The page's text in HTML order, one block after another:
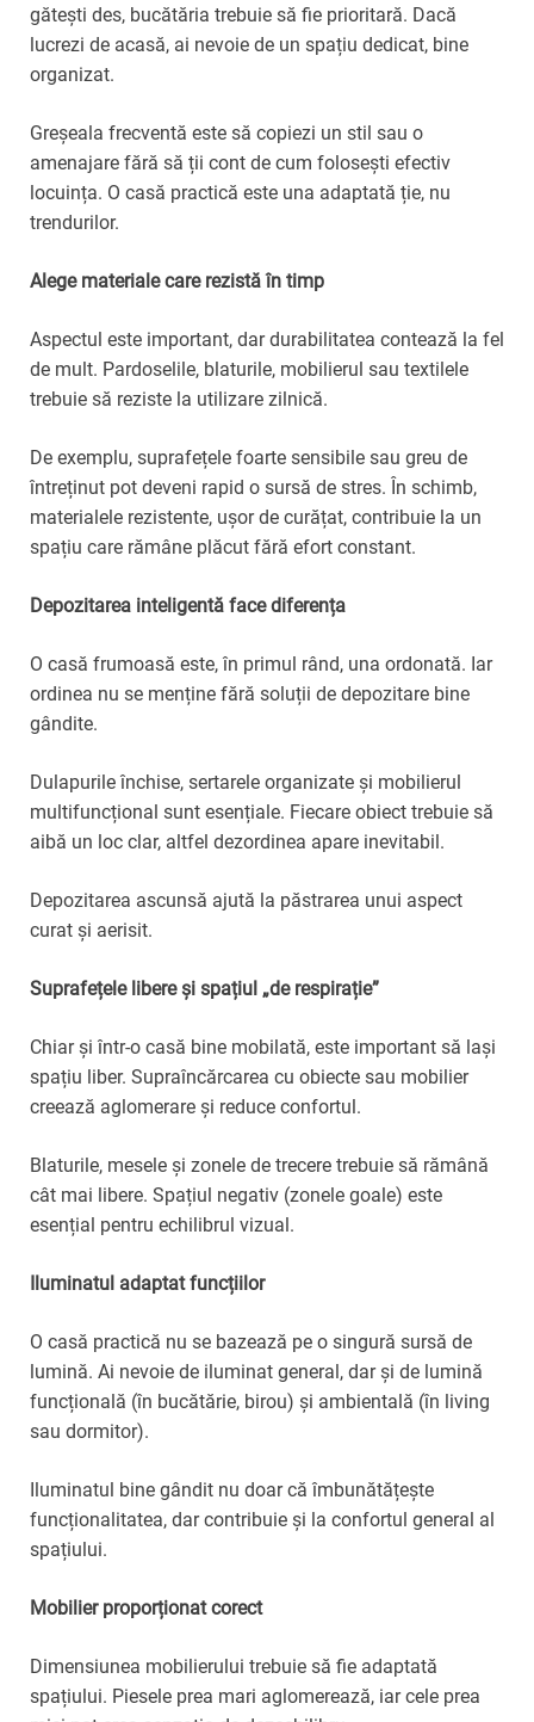
gătești des, bucătăria trebuie să fie prioritară. Dacă
lucrezi de acasă, ai nevoie de un spațiu dedicat, bine
organizat.
Greșeala frecventă este să copiezi un stil sau o
amenajare fără să ții cont de cum folosești efectiv
locuința. O casă practică este una adaptată ție, nu
trendurilor.
Alege materiale care rezistă în timp
Aspectul este important, dar durabilitatea contează la fel
de mult. Pardoselile, blaturile, mobilierul sau textilele
trebuie să reziste la utilizare zilnică.
De exemplu, suprafețele foarte sensibile sau greu de
întreținut pot deveni rapid o sursă de stres. În schimb,
materialele rezistente, ușor de curățat, contribuie la un
spațiu care rămâne plăcut fără efort constant.
Depozitarea inteligentă face diferența
O casă frumoasă este, în primul rând, una ordonată. Iar
ordinea nu se menține fără soluții de depozitare bine
gândite.
Dulapurile închise, sertarele organizate și mobilierul
multifuncțional sunt esențiale. Fiecare obiect trebuie să
aibă un loc clar, altfel dezordinea apare inevitabil.
Depozitarea ascunsă ajută la păstrarea unui aspect
curat și aerisit.
Suprafețele libere și spațiul „de respirație”
Chiar și într-o casă bine mobilată, este important să lași
spațiu liber. Supraîncărcarea cu obiecte sau mobilier
creează aglomerare și reduce confortul.
Blaturile, mesele și zonele de trecere trebuie să rămână
cât mai libere. Spațiul negativ (zonele goale) este
esențial pentru echilibrul vizual.
Iluminatul adaptat funcțiilor
O casă practică nu se bazează pe o singură sursă de
lumină. Ai nevoie de iluminat general, dar și de lumină
funcțională (în bucătărie, birou) și ambientală (în living
sau dormitor).
Iluminatul bine gândit nu doar că îmbunătățește
funcționalitatea, dar contribuie și la confortul general al
spațiului.
Mobilier proporționat corect
Dimensiunea mobilierului trebuie să fie adaptată
spațiului. Piesele prea mari aglomerează, iar cele prea